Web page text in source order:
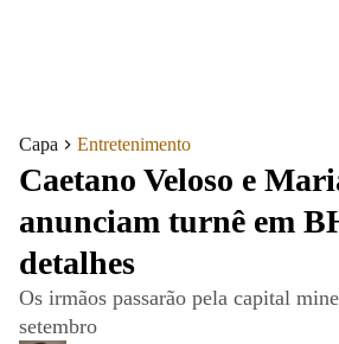
Capa Entretenimento
Caetano Veloso e
anunciam turnê em
detalhes
Os irmãos passarão pela capital
setembro